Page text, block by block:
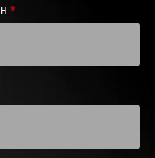
*